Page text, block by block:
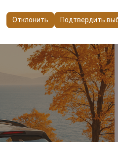
интерфейса, языковых
Отклонить Подтвердить